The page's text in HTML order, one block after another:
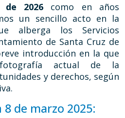
2026como en años
un sencillo acto en la
alberga los Servicios
de Santa Cruz de
introducción en la que
actual de la
y derechos, según
de marzo 2025: